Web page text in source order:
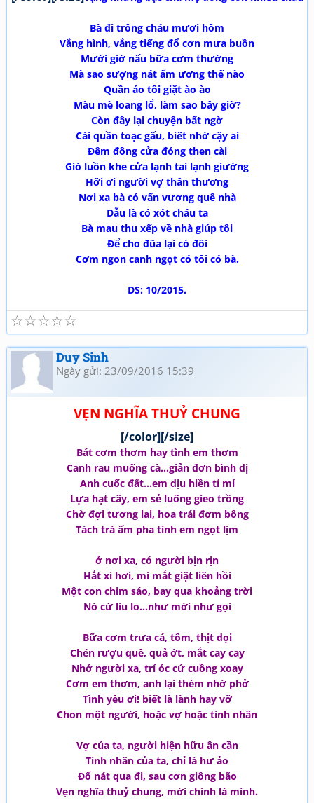
Bà đi trông cháu mươi hôm
Vắng hình, vắng tiếng đổ cơn mưa buồn
Mười giờ nấu bữa cơm thường
Mà sao sượng nát ẩm ương thế nào
Quần áo tôi giặt ào ào
Màu mè loang lổ, làm sao bây giờ?
Còn đây lại chuyện bất ngờ
Cái quần toạc gấu, biết nhờ cậy ai
Đêm đông cửa đóng then cài
Gió luồn khe cửa lạnh tai lạnh giường
Hỡi ơi người vợ thân thương
Nơi xa bà có vấn vương quê nhà
Dẫu là có xót cháu ta
Bà mau thu xếp về nhà giúp tôi
Để cho đũa lại có đôi
Cơm ngon canh ngọt có tôi có bà.
DS: 10/2015.
☆
☆
☆
☆
☆
Duy Sinh
Ngày gửi: 23/09/2016 15:39
VẸN NGHĨA THUỶ CHUNG
[/color][/size]
Bát cơm thơm hay tình em thơm
Canh rau muống cà...giản đơn bình dị
Anh cuốc đất...em dịu hiền tỉ mỉ
Lựa hạt cây, em sẻ luống gieo trồng
Chờ đợi tương lai, hoa trái đơm bông
Tách trà ấm pha tình em ngọt lịm
ở nơi xa, có người bịn rịn
Hắt xì hơi, mí mắt giật liên hồi
Một con chim sáo, bay qua khoảng trời
Nó cứ líu lo...như mời như gọi
Bữa cơm trưa cá, tôm, thịt dọi
Chén rượu quê, quả ớt, mắt cay cay
Nhớ người xa, trí óc cứ cuồng xoay
Cơm em thơm, anh lại thèm nhớ phở
Tình yêu ơi! biết là lành hay vỡ
Chon một người, hoặc vợ hoặc tình nhân
Vợ của ta, người hiện hữu ân cần
Tình nhân của ta, chỉ là hư ảo
Đổ nát qua đi, sau cơn giông bão
Vẹn nghĩa thuỷ chung, mới chính là mình.